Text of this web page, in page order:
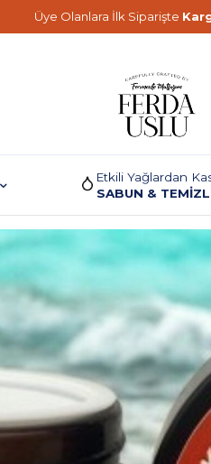
Üye Olanlara İlk Siparişte
Etkili Yağlardan
SABUN &